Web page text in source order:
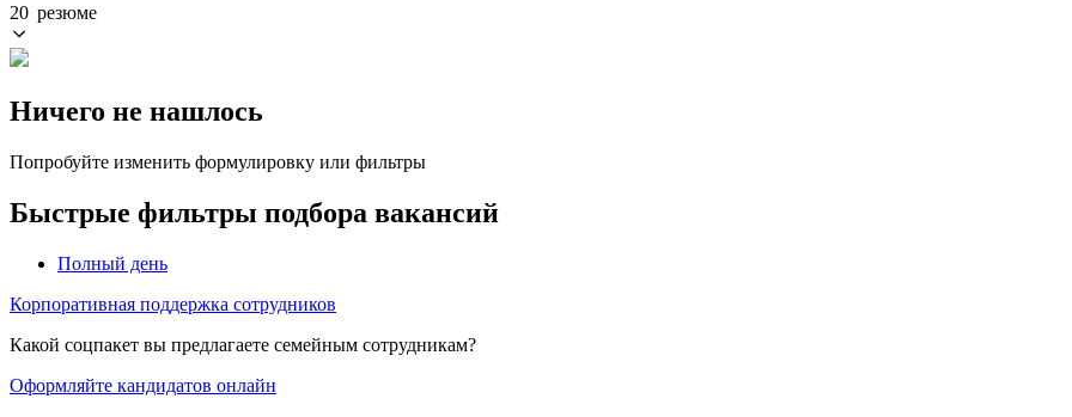
20 резюме
Ничего не нашлось
Попробуйте изменить формулировку или фильтры
Быстрые фильтры подбора вакансий
Полный день
Корпоративная поддержка сотрудников
Какой соцпакет вы предлагаете семейным сотрудникам?
Оформляйте кандидатов онлайн